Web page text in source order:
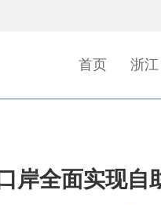
首页 浙江
岸全面实现自